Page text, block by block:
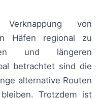
von
Häfen regional zu
und längeren
betrachtet sind die
alternative Routen
Trotzdem ist